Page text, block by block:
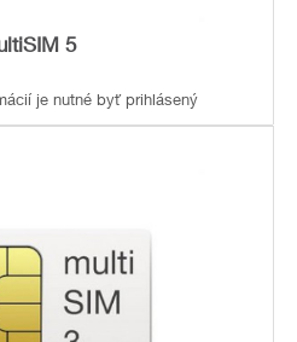
5
je nutné byť prihlásený